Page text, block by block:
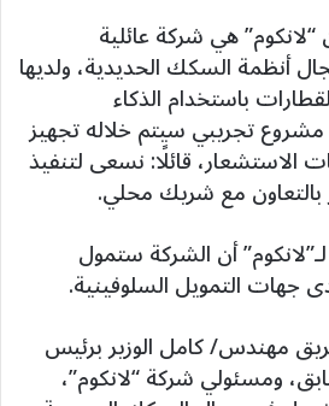
هي شركة عائلية
أنظمة السكك الحديدية، ولديها
باستخدام الذكاء
تجريبي سيتم خلاله تجهيز
الاستشعار، قائلًا: نسعى لتنفيذ
مع شريك محلي.
أن الشركة ستمول
جهات التمويل السلوفينية.
مهندس/ كامل الوزير برئيس
ومسئولي شركة “لانكوم”،